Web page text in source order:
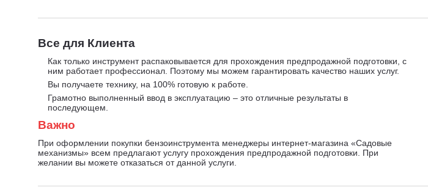
Все для Клиента
Как только инструмент распаковывается для прохождения предпродажной подготовки, с
ним работает профессионал. Поэтому мы можем гарантировать качество наших услуг.
Вы получаете технику, на 100% готовую к работе.
Грамотно выполненный ввод в эксплуатацию – это отличные результаты в
последующем.
Важно
При оформлении покупки бензоинструмента менеджеры интернет-магазина «Садовые
механизмы» всем предлагают услугу прохождения предпродажной подготовки. При
желании вы можете отказаться от данной услуги.